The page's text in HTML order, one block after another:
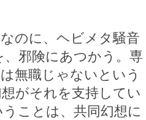
のに、ヘビメタ騒音
邪険にあつかう。専
無職じゃないという
がそれを支持してい
ことは、共同幻想に